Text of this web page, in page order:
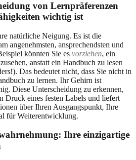
von Lernpräferenzen
wichtig ist
natürliche Neigung. Es ist die
angenehmsten, ansprechendsten und
könnten Sie es vorziehen, ein
anstatt ein Handbuch zu lesen
Das bedeutet nicht, dass Sie nicht in
zu lernen. Ihr Gehirn ist
Diese Unterscheidung zu erkennen,
Druck eines festen Labels und liefert
über Ihren Ausgangspunkt, Ihre
für Weiterentwicklung.
Ihre einzigartige